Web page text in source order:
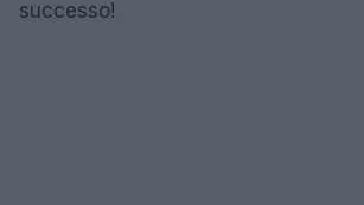
successo!